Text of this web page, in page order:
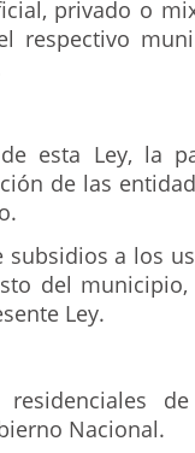
privado o
respectivo
esta Ley, la
de las
a los
del
Ley.
Nacional.